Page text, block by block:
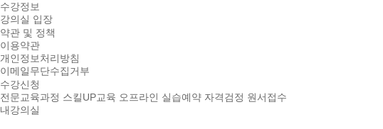
수강정보
강의실 입장
약관 및 정책
이용약관
개인정보처리방침
이메일무단수집거부
수강신청
전문교육과정 스킬UP교육 오프라인 실습예약 자격검정 원서접수
내강의실